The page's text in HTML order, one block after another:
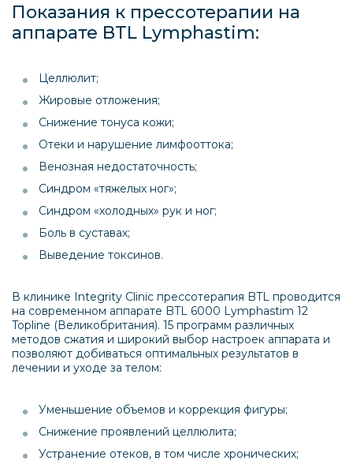
Показания к прессотерапии на
аппарате BTL Lymphastim:
Целлюлит;
Жировые отложения;
Снижение тонуса кожи;
Отеки и нарушение лимфооттока;
Венозная недостаточность;
Синдром «тяжелых ног»;
Синдром «холодных» рук и ног;
Боль в суставах;
Выведение токсинов.
В клинике Integrity Clinic прессотерапия BTL проводится
на современном аппарате BTL 6000 Lymphastim 12
Topline (Великобритания). 15 программ различных
методов сжатия и широкий выбор настроек аппарата и
позволяют добиваться оптимальных результатов в
лечении и уходе за телом:
Уменьшение объемов и коррекция фигуры;
Снижение проявлений целлюлита;
Устранение отеков, в том числе хронических;